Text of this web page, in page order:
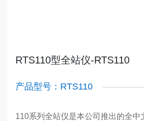
RTS110型全站仪-RTS110
产品型号：RTS110
110系列全站仪是本公司推出的全中